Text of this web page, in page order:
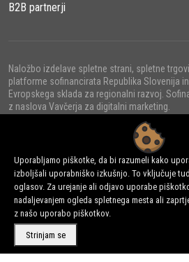
Uporabljamo piškotke, da bi razumeli kako
izboljšali uporabniško izkušnjo. To vključuje
oglasov. Za urejanje ali odjavo uporabe
nadaljevanjem ogleda spletnega mesta ali
z našo uporabo piškotkov.
Strinjam se
B2B partnerji
Naložbo izdelave spletne strani, spletne
platforme sofinancirata Republika Slovenija
Evropskega sklada za regionalni razvoj.
z naslova Vavčerja za digitalni marketing.
© 2022 - URNI d.o.o., Vse pravice pridržane.